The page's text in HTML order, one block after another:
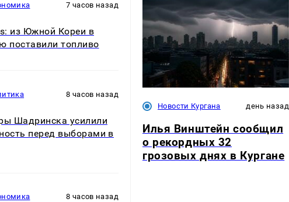
7 часов назад
из Южной Кореи в
поставили топливо
8 часов назад
Шадринска усилили
перед выборами в
8 часов назад
Новости Кургана день назад
Илья Винштейн сообщил
о рекордных 32
грозовых днях в Кургане